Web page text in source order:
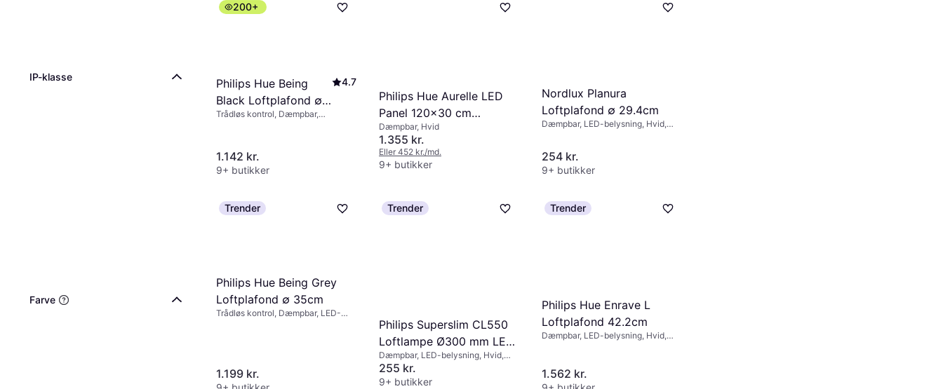
IP-klasse
Farve
200+
Philips Hue Being
Black Loftplafond ∅
34.8cm
4.7
Trådløs kontrol, Dæmpbar,
1.142 kr.
9+ butikker
Philips Hue Aurelle LED
Panel 120x30 cm
Loftplafond
Dæmpbar, Hvid
1.355 kr.
Eller 452 kr./md.
9+ butikker
Nordlux Planura
Loftplafond ∅ 29.4cm
Dæmpbar, LED-belysning, Hvid,
254 kr.
9+ butikker
Trender
Philips Hue Being Grey
Loftplafond ∅ 35cm
Trådløs kontrol, Dæmpbar, LED-
1.199 kr.
Trender
Philips Superslim CL550
Loftlampe Ø300 mm LED
18W 2700K Loftplafond ∅
30cm
Dæmpbar, LED-belysning, Hvid,
Metal, Plast, IP-klasse: IP44
255 kr.
9+ butikker
Trender
Philips Hue Enrave L
Loftplafond 42.2cm
Dæmpbar, LED-belysning, Hvid,
1.562 kr.